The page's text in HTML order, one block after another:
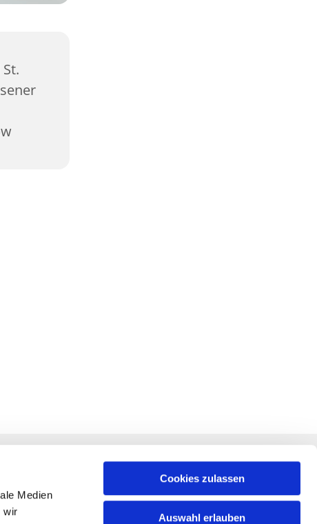
Medien
wir
Cookies zulassen
Auswahl erlauben
RECHTLICHES
Datenschutz